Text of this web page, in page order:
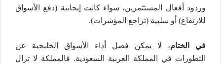
وردود أفعال المستثمرين، سواء كانت إيجابية (دفع الأسواق
للارتفاع) أو سلبية (تراجع المؤشرات).
في الختام، لا يمكن فصل أداء الأسواق الخليجية عن
التطورات في المملكة العربية السعودية. فالمملكة لا تزال